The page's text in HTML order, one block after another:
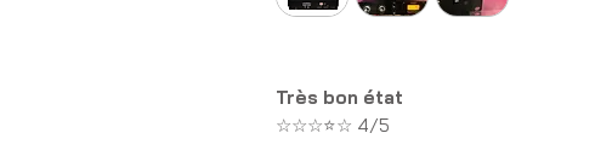
Très bon état
☆☆☆⭐☆ 4/5